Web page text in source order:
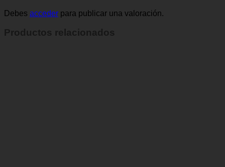
Debes acceder para publicar una valoración.
Productos relacionados